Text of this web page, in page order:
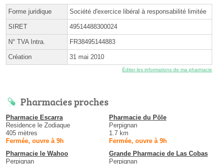
Forme juridique Société d'exercice libéral à responsabilité limitée
SIRET 49514488300024
N° TVA Intra. FR38495144883
Création 31 mai 2010
Éditer les informations de ma pharmacie
Pharmacies proches
Pharmacie Escarra
Residence le Zodiaque
405 mètres
Fermée, ouvre à 9h
Pharmacie du Pöle
Perpignan
1.7 km
Fermée, ouvre à 9h
Pharmacie le Wahoo
Perpignan
Grande Pharmacie de Las Cobas
Perpignan